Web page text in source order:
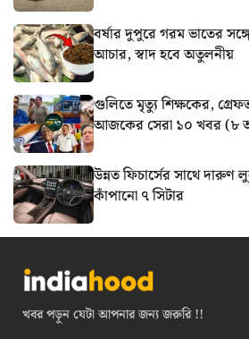
বর্ষার দুপুরে গরম ভাতের
আচার, স্বাদ হবে অতুলনীয়
গুলিতে মৃত্যু শিক্ষকের,
আজকের সেরা ১০ খবর (৮
উন্নত ফিচার্সের সাথে
কাঁপানো ৭ সিটার
খবর পড়ুন যেটা আপনার জন্য জরুরি !!